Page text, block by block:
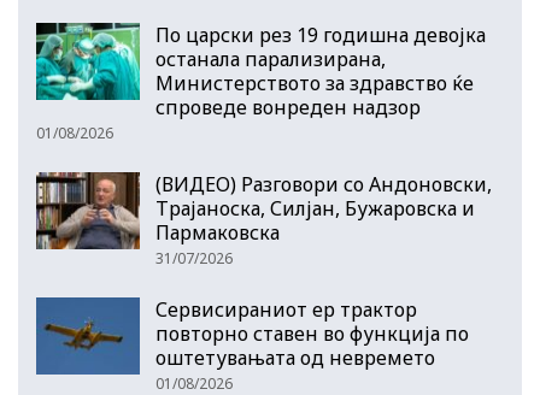
По царски рез 19 годишна девојка
останала парализирана,
Министерството за здравство ќе
спроведе вонреден надзор
01/08/2026
(ВИДЕО) Разговори со Андоновски,
Трајаноска, Силјан, Бужаровска и
Пармаковска
31/07/2026
Сервисираниот ер трактор
повторно ставен во функција по
оштетувањата од невремето
01/08/2026